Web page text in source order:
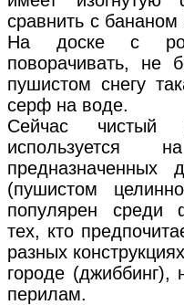
сравнить с
На доске с
поворачивать, не
пушистом снегу
серф на воде.
Сейчас чистый
используется
предназначенных
(пушистом
популярен среди
тех, кто
разных
городе (джиббинг),
перилам.